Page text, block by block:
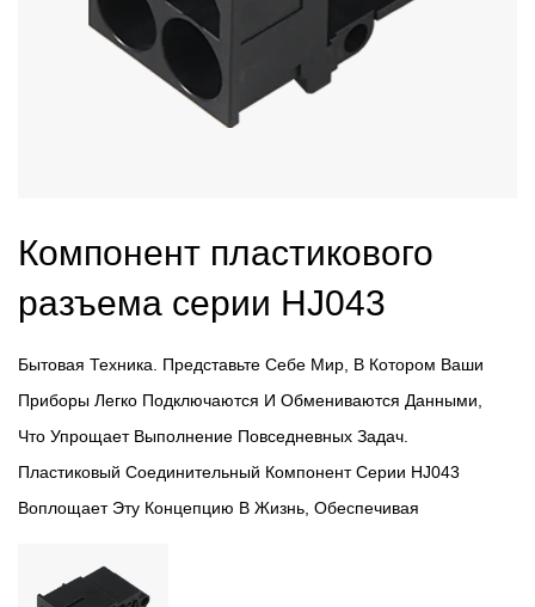
Компонент пластикового
разъема серии HJ043
Бытовая Техника. Представьте Себе Мир, В Котором Ваши
Приборы Легко Подключаются И Обмениваются Данными,
Что Упрощает Выполнение Повседневных Задач.
Пластиковый Соединительный Компонент Серии HJ043
Воплощает Эту Концепцию В Жизнь, Обеспечивая
Бытовых Устройств, Таких Как Холодильники, Стиральные